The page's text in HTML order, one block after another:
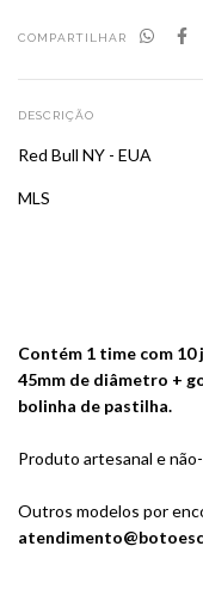
COMPARTILHAR
DESCRIÇÃO
Red Bull NY - EUA
MLS
Contém 1 time com
45mm de diâmetro +
bolinha de pastilha.
Produto artesanal e
Outros modelos por